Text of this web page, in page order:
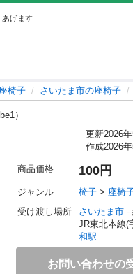
あげます
椅子 さいたま市の座椅子
）
更新2026
作成2026
商品価格 100円
ジャンル 椅子 > 座椅
受け渡し場所
さいたま市 -
JR東北本線(
和駅
お問い合わせの